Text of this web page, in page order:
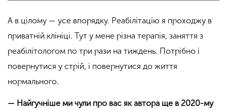
А в цілому — усе впорядку. Реабілітацію я проходжу в
приватній клініці. Тут у мене різна терапія, заняття з
реабілітологом по три рази на тиждень. Потрібно і
повернутися у стрій, і повернутися до життя
нормального.
— Найгучніше ми чули про вас як автора ще в 2020-му